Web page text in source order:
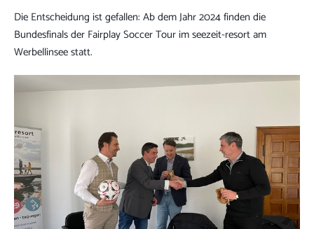
Die Entscheidung ist gefallen: Ab dem Jahr 2024 finden die
Bundesfinals der Fairplay Soccer Tour im seezeit-resort am
Werbellinsee statt.